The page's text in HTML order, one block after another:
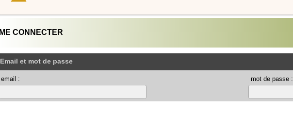
ME CONNECTER
Email et mot de passe
email : mot de passe :